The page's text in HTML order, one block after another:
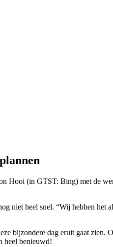
Hooi (in GTST: Bing) met de
niet heel snel. “Wij hebben
bijzondere dag eruit gaat
heel benieuwd!